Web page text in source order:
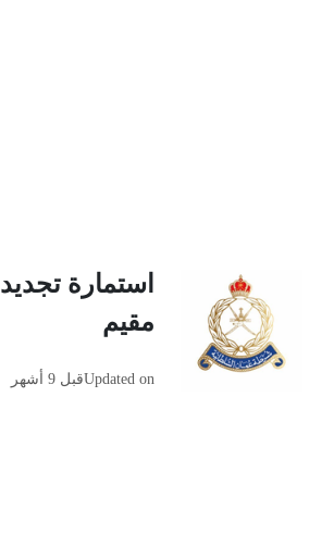
استمارة
مقيم
Updated onقبل 9 أشهر